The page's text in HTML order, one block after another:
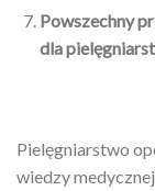
Powszechny
dla
Pielęgniarstwo
wiedzy